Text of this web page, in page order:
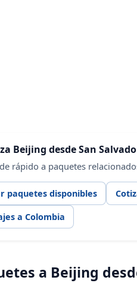
Beijing desde San
rápido a paquetes
paquetes disponibles
a Colombia
a Beijing